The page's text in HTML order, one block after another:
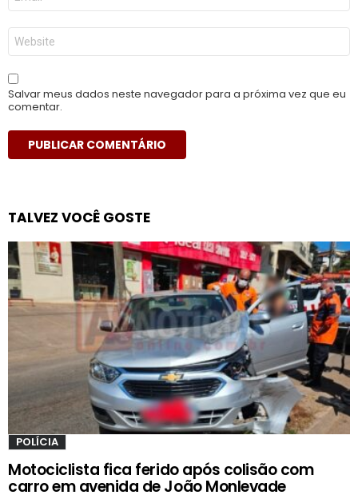
*
Site
Salvar meus dados neste navegador para a próxima vez que eu
comentar.
TALVEZ VOCÊ GOSTE
POLÍCIA
Motociclista fica ferido após colisão com
carro em avenida de João Monlevade